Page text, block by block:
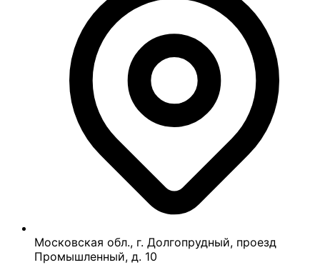
Московская обл., г. Долгопрудный, проезд
Промышленный, д. 10